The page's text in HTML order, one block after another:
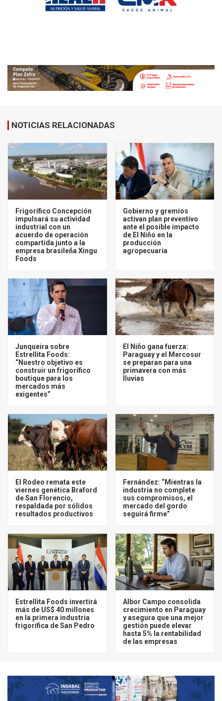
NOTICIAS RELACIONADAS
Frigorífico Concepción
impulsará su actividad
industrial con un
acuerdo de operación
compartida junto a la
empresa brasileña Xingu
Foods
Gobierno y gremios
activan plan preventivo
ante el posible impacto
de El Niño en la
producción
agropecuaria
Junqueira sobre
Estrellita Foods:
“Nuestro objetivo es
construir un frigorífico
boutique para los
mercados más
exigentes”
El Niño gana fuerza:
Paraguay y el Mercosur
se preparan para una
primavera con más
lluvias
El Rodeo remata este
viernes genética Braford
de San Florencio,
respaldada por sólidos
resultados productivos
Fernández: “Mientras la
industria no complete
sus compromisos, el
mercado del gordo
seguirá firme”
Estrellita Foods invertirá
más de US$ 40 millones
en la primera industria
frigorífica de San Pedro
Albor Campo consolida
crecimiento en Paraguay
y asegura que una mejor
gestión puede elevar
hasta 5% la rentabilidad
de las empresas